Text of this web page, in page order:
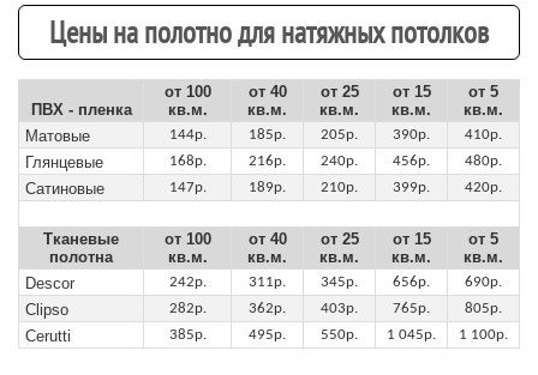
Цены на полотно для натяжных потолков
ПВХ - пленка
от 100
кв.м.
от 40
кв.м.
от 25
кв.м.
от 15
кв.м.
от 5
кв.м.
Матовые
144р. 185р. 205р. 390р. 410р.
Глянцевые 168р. 216р. 240р. 456р. 480р.
Сатиновые 147р. 189р. 210р. 399р. 420р.
Тканевые
полотна
от 100
кв.м.
от 40
кв.м.
от 25
кв.м.
от 15
кв.м.
от 5
кв.м.
Descor
242р. 311р. 345р. 656р. 690р.
Clipso 282р. 362р. 403р. 765р. 805р.
Cerutti 385р. 495р. 550р. 1 045р. 1 100р.